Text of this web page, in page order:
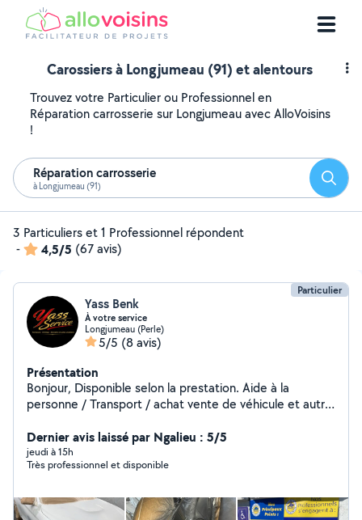
Carossiers à Longjumeau (91) et alentours
Trouvez votre Particulier ou Professionnel en
Réparation carrosserie sur Longjumeau avec AlloVoisins
!
Réparation carrosserie
à Longjumeau (91)
3 Particuliers et 1 Professionnel répondent
-
4,5/5 (67 avis)
Particulier
Yass Benk
À votre service
Longjumeau (Perle)
5/5 (8 avis)
Présentation
Bonjour, Disponible selon la prestation. Aide à la
personne / Transport / achat vente de véhicule et autre
également. Création de flyers et carte de visite. Je loue
également des décorations pour anniversaire et/ou
mariage. Sécurité rapprochée et/ou pour événement.
Dernier avis laissé par Ngalieu : 5/5
jeudi à 15h
Très professionnel et disponible